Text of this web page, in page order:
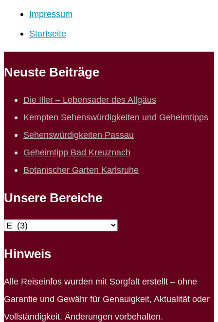
Impressum
Startseite
Neuste Beiträge
Die Iller – Lebensader des Allgäus
Kempten Sehenswürdigkeiten und Geheimtipps
Sehenswürdigkeiten Passau
Geheimtipp Bad Kreuznach
Botanischer Garten Karlsruhe
Unsere Bereiche
Unsere
Hinweis
Alle Reiseinfos wurden mit Sorgfalt erstellt – ohne
Garantie und Gewähr für Genauigkeit, Aktualität oder
Vollständigkeit. Änderungen vorbehalten.